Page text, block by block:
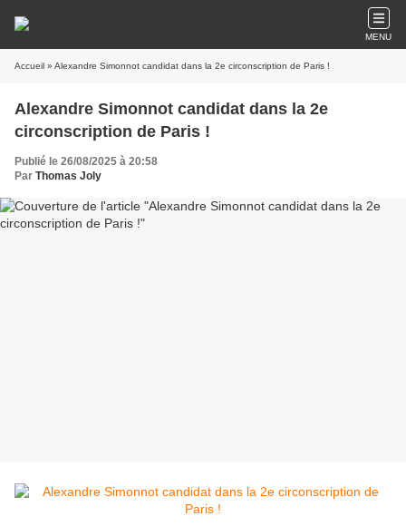
MENU
Accueil » Alexandre Simonnot candidat dans la 2e circonscription de Paris !
Alexandre Simonnot candidat dans la 2e
circonscription de Paris !
Publié le 26/08/2025 à 20:58
Par Thomas Joly